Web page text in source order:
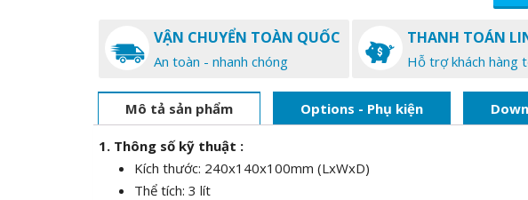
VẬN CHUYỂN TOÀN QUỐC
An toàn - nhanh chóng
THANH TOÁN
Hỗ trợ khách hàng
Mô tả sản phẩm Options - Phụ kiện
1. Thông số kỹ thuật :
Kích thước: 240x140x100mm (LxWxD)
Thể tích: 3 lít